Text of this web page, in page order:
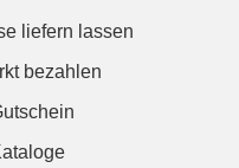
liefern lassen
bezahlen